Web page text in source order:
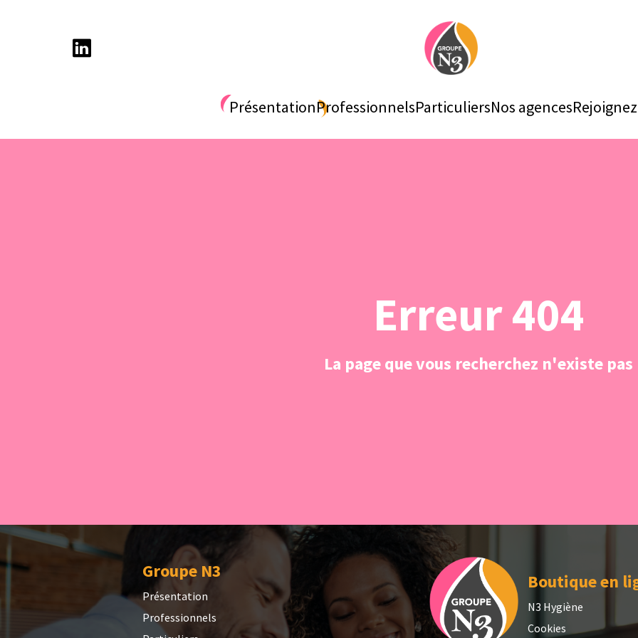
PrésentationProfessionnelsParticuliersNos agences
Erreur 404
La page que vous recherchez n'existe pas
Groupe N3
Présentation
Professionnels
Boutique en
N3 Hygiène
Cookies